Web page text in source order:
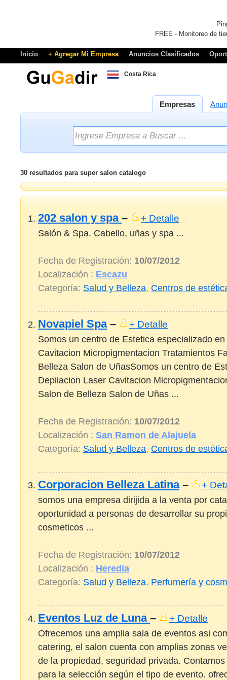
FREE - Monitoreo de
Inicio + Agregar Mi Empresa Anuncios Clasificados
Costa Rica
Empresas
30 resultados para super salon catalogo
202 salon y spa –
+ Detalle
Salón & Spa. Cabello, uñas y spa ...
Fecha de Registración: 10/07/2012
Localización : Escazu
Categoría: Salud y Belleza, Centros de
Novapiel Spa–
+ Detalle
Somos un centro de Estetica especializado
Cavitacion Micropigmentacion Tratamientos
Belleza Salon de UñasSomos un centro de
Depilacion Laser Cavitacion
Salon de Belleza Salon de Uñas ...
Fecha de Registración: 10/07/2012
Localización : San Ramon de Alajuela
Categoría: Salud y Belleza, Centros de
Corporacion Belleza Latina–
+
somos una empresa dirijida a la venta por
oportunidad a personas de desarrollar su
cosmeticos ...
Fecha de Registración: 10/07/2012
Localización : Heredia
Categoría: Salud y Belleza, Perfumería y
Eventos Luz de Luna –
+ Detalle
Ofrecemos una amplia sala de eventos asi
catering, el salon cuenta con amplias zonas
de la propiedad, seguridad privada.
para la selección según el tipo de evento.